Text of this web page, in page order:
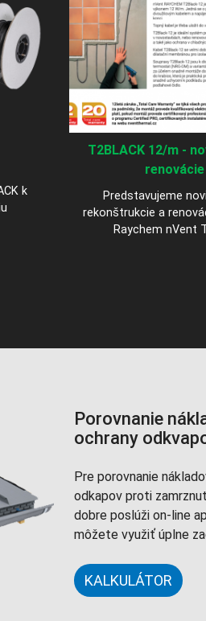
k
T2BLACK 12/m -
renovácie
Predstavujeme
rekonštrukcie a
Raychem nVent
Porovnanie
ochrany
Pre porovnanie
odkapov proti
dobre poslúži on-line
môžete využiť úplne
KALKULÁTOR